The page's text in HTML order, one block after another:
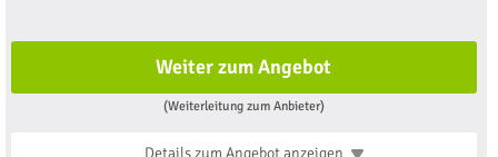
Weiter zum Angebot
(Weiterleitung zum Anbieter)